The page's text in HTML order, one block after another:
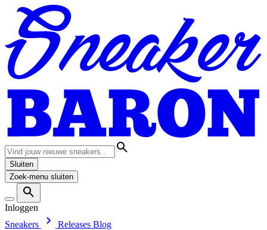
Sluiten
Zoek-menu sluiten
Inloggen
Sneakers
Releases Blog